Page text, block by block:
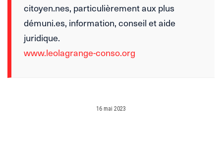
citoyen.nes, particulièrement aux plus
démuni.es, information, conseil et aide
juridique.
www.leolagrange-conso.org
16 mai 2023